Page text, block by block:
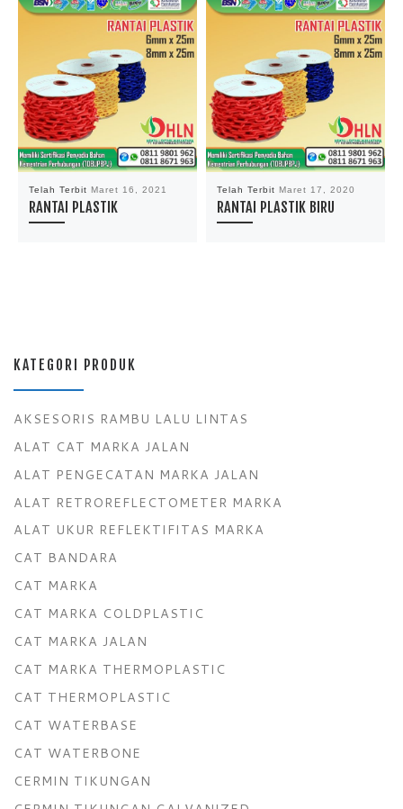
Telah Terbit Maret 16, 2021
RANTAI PLASTIK
Telah Terbit Maret 17, 2020
RANTAI PLASTIK BIRU
KATEGORI PRODUK
AKSESORIS RAMBU LALU LINTAS
ALAT CAT MARKA JALAN
ALAT PENGECATAN MARKA JALAN
ALAT RETROREFLECTOMETER MARKA
ALAT UKUR REFLEKTIFITAS MARKA
CAT BANDARA
CAT MARKA
CAT MARKA COLDPLASTIC
CAT MARKA JALAN
CAT MARKA THERMOPLASTIC
CAT THERMOPLASTIC
CAT WATERBASE
CAT WATERBONE
CERMIN TIKUNGAN